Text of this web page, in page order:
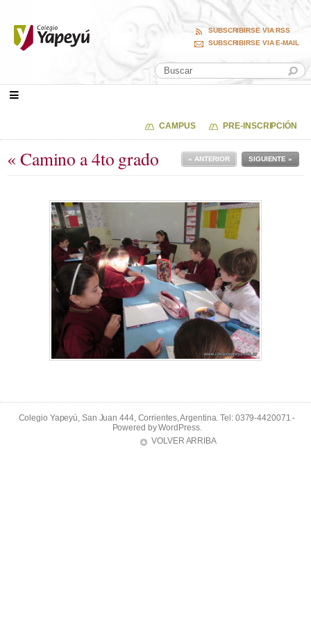
SUBSCRIBIRSE VIA RSS
SUBSCRIBIRSE VIA E-MAIL
CAMPUS PRE-INSCRIPCIÓN
« Camino a 4to grado SIGUIENTE »
« ANTERIOR
Colegio Yapeyú, San Juan 444, Corrientes, Argentina. Tel: 0379-4420071 -
Powered byWordPress.
VOLVER ARRIBA